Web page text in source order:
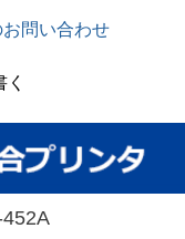
問い合わせ